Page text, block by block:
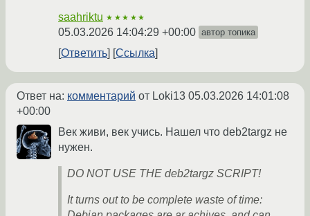
saahriktu ★★★★★
05.03.2026 14:04:29 +00:00 автор топика
Ответить Ссылка
Ответ на: комментарий от Loki13 05.03.2026 14:01:08
+00:00
Век живи, век учись. Нашел что deb2targz не
нужен.
DO NOT USE THE deb2targz SCRIPT!
It turns out to be complete waste of time: